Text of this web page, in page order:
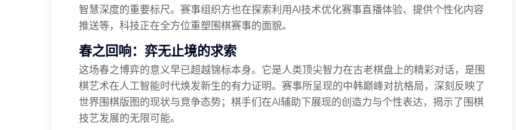
智慧深度的重要标尺。赛事组织方也在探索利用AI技术优化赛事直播体验、提供个性化内容
推送等，科技正在全方位重塑围棋赛事的面貌。
春之回响：弈无止境的求索
这场春之博弈的意义早已超越锦标本身。它是人类顶尖智力在古老棋盘上的精彩对话，是围
棋艺术在人工智能时代焕发新生的有力证明。赛事所呈现的中韩巅峰对抗格局，深刻反映了
世界围棋版图的现状与竞争态势；棋手们在AI辅助下展现的创造力与个性表达，揭示了围棋
技艺发展的无限可能。